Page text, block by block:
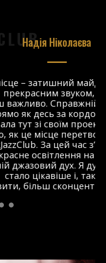
майданчик з
звуком, що
джаз-клуб,
кордоном. Я
проектом ще до
перетворилося
час з’явилося
на сцені та
Я думаю, що тут
і, так би